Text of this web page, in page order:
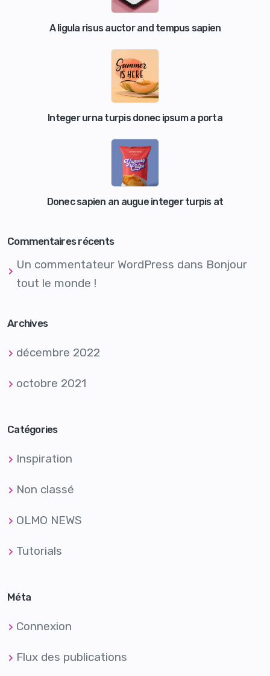
A ligula risus auctor and tempus sapien
Integer urna turpis donec ipsum a porta
Donec sapien an augue integer turpis at
Commentaires récents
Un commentateur WordPress dans Bonjour
tout le monde !
Archives
décembre 2022
octobre 2021
Catégories
Inspiration
Non classé
OLMO NEWS
Tutorials
Méta
Connexion
Flux des publications